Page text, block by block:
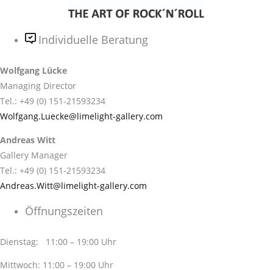
Individuelle Beratung
Wolfgang Lücke
Managing Director
Tel.: +49 (0) 151-21593234
Wolfgang.Luecke@limelight-gallery.com
Andreas Witt
Gallery Manager
Tel.: +49 (0) 151-21593234
Andreas.Witt@limelight-gallery.com
Öffnungszeiten
Dienstag: 11:00 – 19:00 Uhr
Mittwoch: 11:00 – 19:00 Uhr